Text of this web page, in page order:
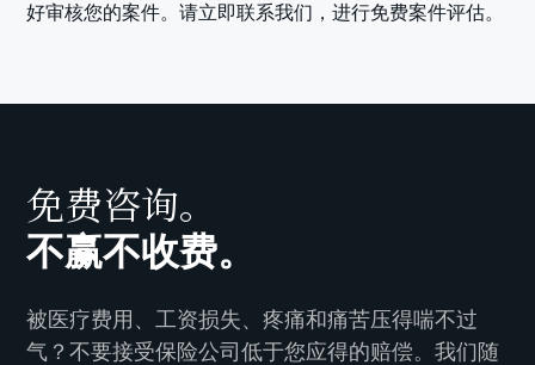
好审核您的案件。请立即联系我们，进行免费案件评估。
免费咨询。
不赢不收费。
被医疗费用、工资损失、疼痛和痛苦压得喘不过
气？不要接受保险公司低于您应得的赔偿。我们随